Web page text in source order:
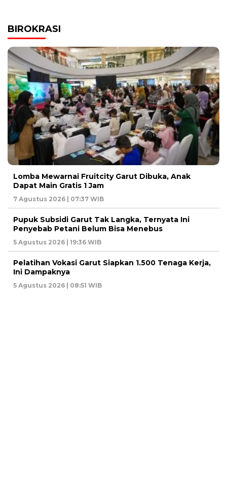
BIROKRASI
Lomba Mewarnai Fruitcity Garut Dibuka, Anak
Dapat Main Gratis 1 Jam
7 Agustus 2026 | 07:37 WIB
Pupuk Subsidi Garut Tak Langka, Ternyata Ini
Penyebab Petani Belum Bisa Menebus
5 Agustus 2026 | 19:36 WIB
Pelatihan Vokasi Garut Siapkan 1.500 Tenaga Kerja,
Ini Dampaknya
5 Agustus 2026 | 08:51 WIB